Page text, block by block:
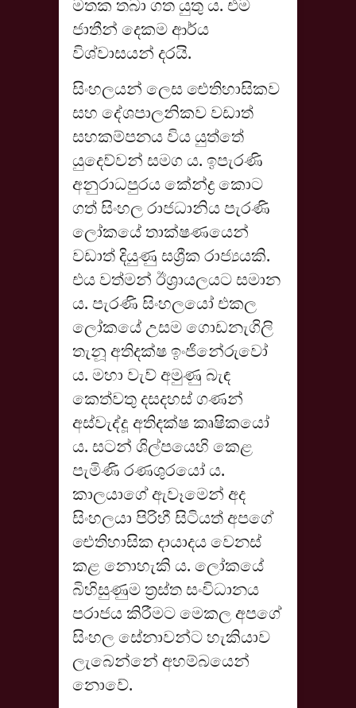
මතක තබා ගත යුතු ය. එම
ජාතීන් දෙකම ආර්ය
විශ්වාසයන් දරයි.
සිංහලයන් ලෙස ඓතිහාසිකව
සහ දේශපාලනිකව වඩාත්
සහකම්පනය විය යුත්තේ
යුදෙව්වන් සමග ය. ඉපැරණි
අනුරාධපුරය කේන්ද්‍ර කොට
ගත් සිංහල රාජධානිය පැරණි
ලෝකයේ තාක්ෂණයෙන්
වඩාත් දියුණු සශ්‍රීක රාජ්‍යයකි.
එය වත්මන් ඊශ්‍රායලයට සමාන
ය. පැරණි සිංහලයෝ එකල
ලෝකයේ උසම ගොඩනැගිලි
තැනූ අතිදක්ෂ ඉංජිනේරුවෝ
ය. මහා වැව් අමුණු බැඳ
කෙත්වතු දසදහස් ගණන්
අස්වැද්දූ අතිදක්ෂ කෘෂිකයෝ
ය. සටන් ශිල්පයෙහි කෙළ
පැමිණි රණශුරයෝ ය.
කාලයාගේ ඇවෑමෙන් අද
සිංහලයා පිරිහී සිටියත් අපගේ
ඓතිහාසික දායාදය වෙනස්
කළ නොහැකි ය. ලෝකයේ
බිහිසුණුම ත්‍රස්ත සංවිධානය
පරාජය කිරීමට මෙකල අපගේ
සිංහල සේනාවන්ට හැකියාව
ලැබෙන්නේ අහම්බයෙන්
නොවේ.